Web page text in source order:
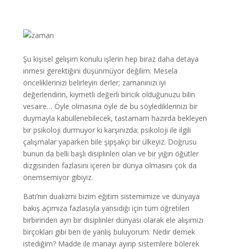
Şu kişisel gelişim konulu işlerin hep biraz daha detaya
inmesi gerektiğini düşünmüyor değilim. Mesela
önceliklerinizi belirleyin derler; zamanınızı iyi
değerlendirin, kıymetli değerli biricik olduğunuzu bilin
vesaire… Öyle olmasına öyle de bu söylediklerinizi bir
duymayla kabullenebilecek, tastamam hazırda bekleyen
bir psikoloji durmuyor ki karşınızda; psikoloji ile ilgili
çalışmalar yaparken bile şipşakçı bir ülkeyiz. Doğrusu
bunun da belli başlı disiplinleri olan ve bir yığın öğütler
dizgisinden fazlasını içeren bir dünya olmasını çok da
önemsemiyor gibiyiz.
Batı’nın dualizmi bizim eğitim sistemimize ve dünyaya
bakış açımıza fazlasıyla yansıdığı için tüm öğretileri
birbirinden ayrı bir disiplinler dünyası olarak ele alışımızı
birçokları gibi ben de yanlış buluyorum. Nedir demek
istediğim? Madde ile manayı ayırıp sistemlere bölerek